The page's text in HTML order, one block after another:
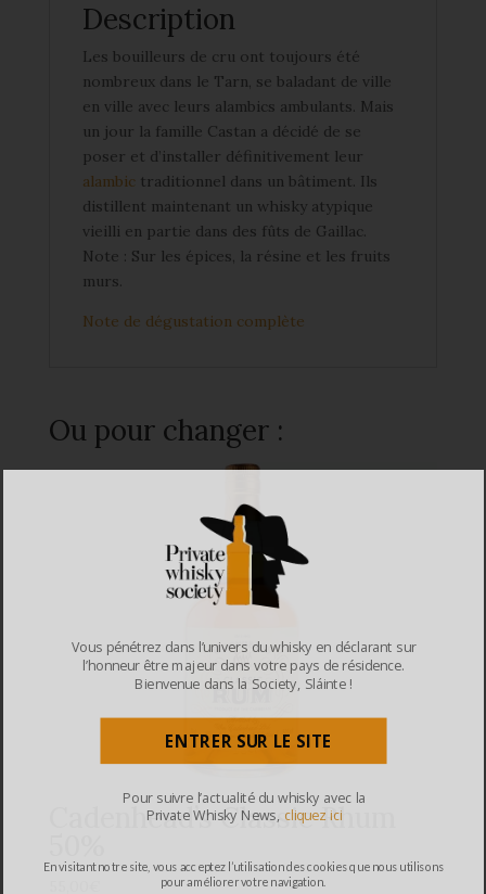
Description
Les bouilleurs de cru ont toujours été
nombreux dans le Tarn, se baladant de ville
en ville avec leurs alambics ambulants. Mais
un jour la famille Castan a décidé de se
poser et d’installer définitivement leur
alambictraditionnel dans un bâtiment. Ils
distillent maintenant un whisky atypique
vieilli en partie dans des fûts de Gaillac.
Note : Sur les épices, la résine et les fruits
murs.
Note de dégustation complète
Ou pour changer :
Cadenhead’s Classic Rhum
Vous pénétrez dans l’univers du whisky en déclarant sur
l’honneur être majeur dans votre pays de résidence.
Bienvenue dans la Society, Sláinte !
ENTRER SUR LE SITE
En visitant notre site, vous acceptez l’utilisation des cookies que nous utilisons
pour améliorer votre navigation.
Pour suivre l’actualité du whisky avec la
Private Whisky News, cliquez ici